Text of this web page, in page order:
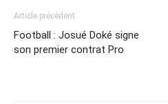
Article précédent
Football : Josué Doké signe
son premier contrat Pro